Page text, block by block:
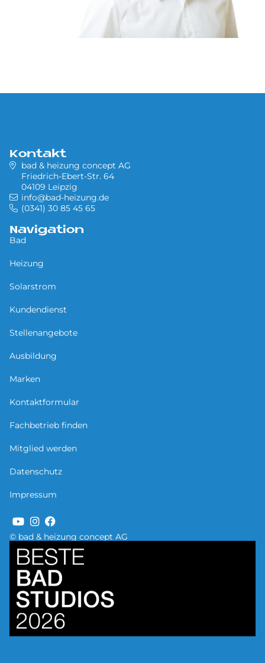
© bad & heizung concept AG
Kontakt
bad & heizung concept AG
Friedrich-Ebert-Str. 64
04109 Leipzig
info@bad-heizung.de
(0341) 30 85 45 65
Navigation
Bad
Heizung
Solarstrom
Kundendienst
Stellenangebote
Ausbildung
Marken
Kontaktformular
Fachbetrieb finden
Mitglied werden
Datenschutz
Impressum